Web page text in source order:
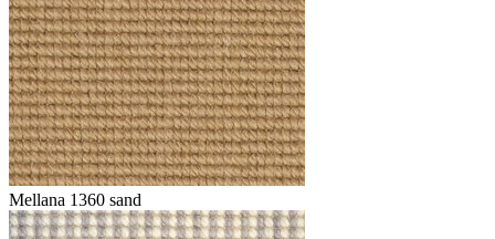
Mellana 1360 sand